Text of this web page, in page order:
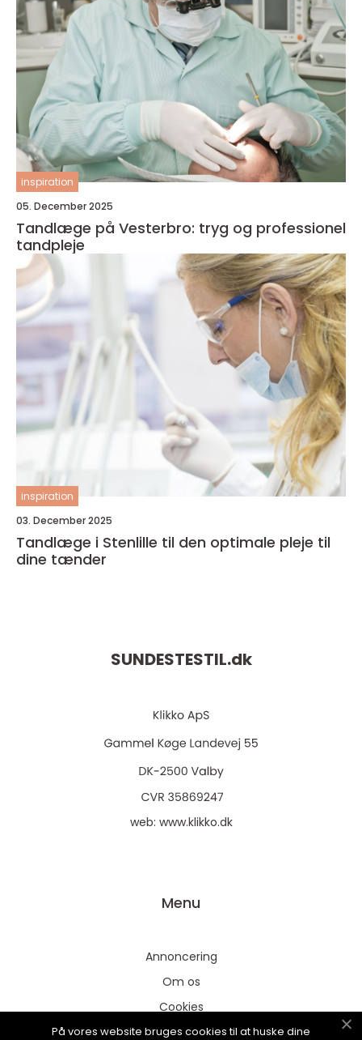
inspiration
05. December 2025
Tandlæge på Vesterbro: tryg og professionel
tandpleje
inspiration
03. December 2025
Tandlæge i Stenlille til den optimale pleje til
dine tænder
SUNDESTESTIL.dk
web: www.klikko.dk
Menu
Annoncering
Om os
Cookies
Kontakt os
På vores website bruges cookies til at huske dine